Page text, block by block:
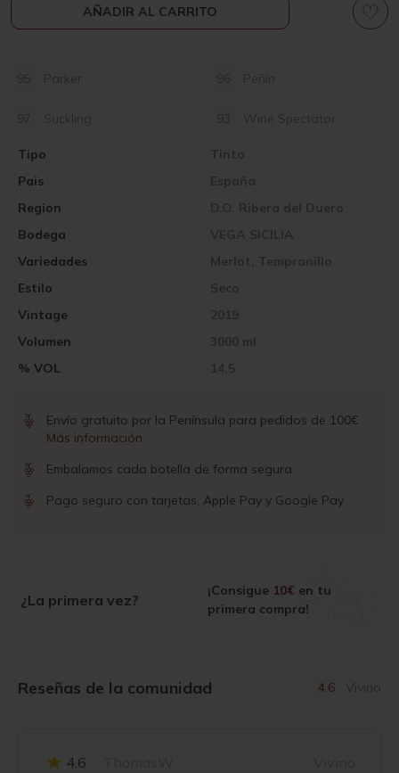
Parker Peñín
Suckling Wine Spectator
Pais España
Vintage 2019
Region D.O. Ribera del Duero
Volumen 3000 ml
Bodega VEGA SICILIA
% VOL 14,5
Variedades Merlot, Tempranillo
Tipo Tinto
Estilo Seco
AÑADIR AL CARRITO
Envío gratuito por la Península para pedidos de 100€
Más información
Embalamos cada botella de forma segura
Pago seguro con tarjetas, Apple Pay y Google Pay
¿La primera vez?
¡Consigue 10€ en tu
primera compra!
Reseñas de la comunidad 4.6 Vivino
4.6